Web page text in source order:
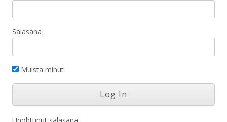
Salasana
Muista minut